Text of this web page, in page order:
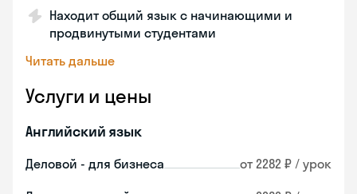
Находит общий язык с начинающими и
продвинутыми студентами
Читать дальше
Услуги и цены
Английский язык
Деловой - для бизнеса от 2282 ₽ / урок